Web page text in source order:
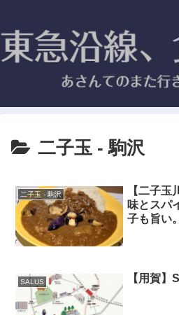
二子玉 - 駒沢
二子玉 - 駒沢
【二子玉
味とスパ
子も旨い。
SALUS 【用賀